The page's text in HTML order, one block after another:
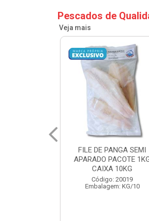
Pescados de
Veja mais
POLACA DESFIADA
PESCAMARES
CX10KG
Código: 20161
Embalagem: KG/10